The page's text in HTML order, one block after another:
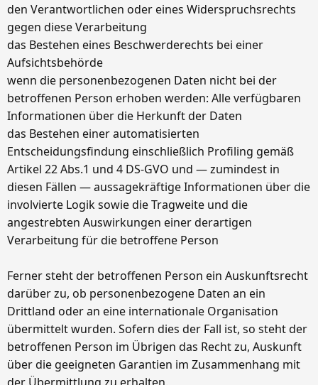
den Verantwortlichen oder eines Widerspruchsrechts
gegen diese Verarbeitung
das Bestehen eines Beschwerderechts bei einer
Aufsichtsbehörde
wenn die personenbezogenen Daten nicht bei der
betroffenen Person erhoben werden: Alle verfügbaren
Informationen über die Herkunft der Daten
das Bestehen einer automatisierten
Entscheidungsfindung einschließlich Profiling gemäß
Artikel 22 Abs.1 und 4 DS-GVO und — zumindest in
diesen Fällen — aussagekräftige Informationen über die
involvierte Logik sowie die Tragweite und die
angestrebten Auswirkungen einer derartigen
Verarbeitung für die betroffene Person
Ferner steht der betroffenen Person ein Auskunftsrecht
darüber zu, ob personenbezogene Daten an ein
Drittland oder an eine internationale Organisation
übermittelt wurden. Sofern dies der Fall ist, so steht der
betroffenen Person im Übrigen das Recht zu, Auskunft
über die geeigneten Garantien im Zusammenhang mit